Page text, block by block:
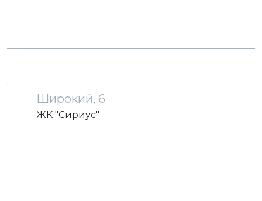
Широкий, 6
ЖК "Сириус"
загрузка карты...